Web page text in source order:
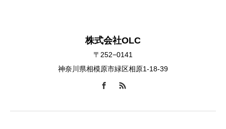
株式会社OLC
〒252−0141
神奈川県相模原市緑区相原1-18-39